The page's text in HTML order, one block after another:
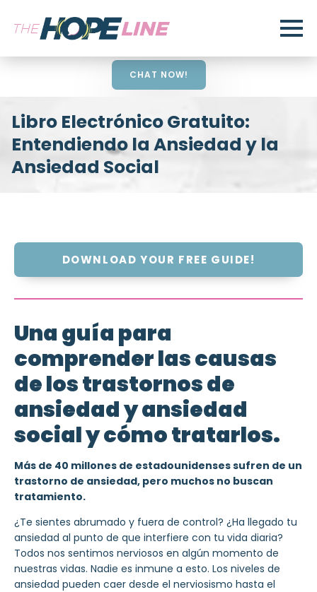
CHAT NOW!
Libro Electrónico Gratuito:
Entendiendo la Ansiedad y la
Ansiedad Social
DOWNLOAD YOUR FREE GUIDE!
Una guía para
comprender las causas
de los trastornos de
ansiedad y ansiedad
social y cómo tratarlos.
Más de 40 millones de estadounidenses sufren de un
trastorno de ansiedad, pero muchos no buscan
tratamiento.
¿Te sientes abrumado y fuera de control? ¿Ha llegado tu
ansiedad al punto de que interfiere con tu vida diaria?
Todos nos sentimos nerviosos en algún momento de
nuestras vidas. Nadie es inmune a esto. Los niveles de
ansiedad pueden caer desde el nerviosismo hasta el